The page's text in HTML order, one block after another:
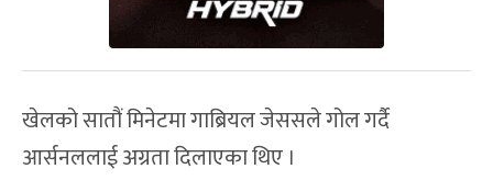
खेलको सातौं मिनेटमा गाब्रियल जेससले गोल गर्दै
आर्सनललाई अग्रता दिलाएका थिए ।